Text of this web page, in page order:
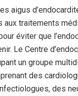
aigus
aux traitements
éviter que
Le Centre
un groupe
des
des